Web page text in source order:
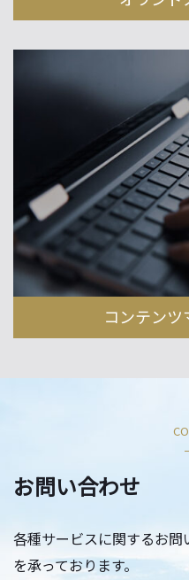
コンテン
お問い合わせ
各種サービスに関するお問
を承っております。